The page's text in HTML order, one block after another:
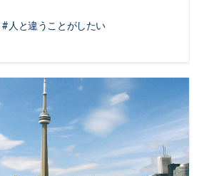
人と違うことがしたい